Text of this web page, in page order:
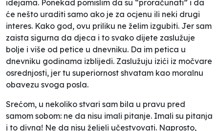
idejama. Ponekad pomislim da su “proračunati” i da
će nešto uraditi samo ako je za ocjenu ili neki drugi
interes. Kako god, ovu priliku ne želim izgubiti. Jer sam
zaista sigurna da djeca i to svako dijete zaslužuje
bolje i više od petice u dnevniku. Da im petica u
dnevniku godinama izblijedi. Zaslužuju izići iz močvare
osrednjosti, jer tu superiornost shvatam kao moralnu
obavezu svoga posla.
Srećom, u nekoliko stvari sam bila u pravu pred
samom sobom: ne da nisu imali pitanje. Imali su pitanja
i to divna! Ne da nisu željeli učestvovati. Naprosto,